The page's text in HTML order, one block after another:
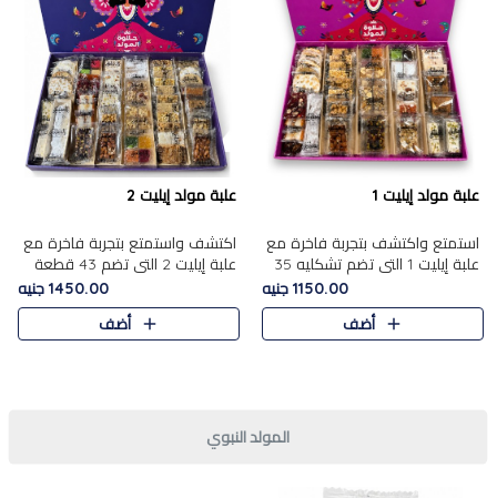
علبة مولد إيليت 1
استمتع واكتشف بتجربة فاخرة مع
علبة إيليت 1 التي تضم تشكليه 35
قطعة من أرقى حلويات المولد
المصري الأصيلة ,معروضة بشكل
جميل في علبة أنيقة ، في..
1150.00 جنيه
أضف
علبة مولد إيليت 2
اكتشف واستمتع بتجربة فاخرة مع
علبة إيليت 2 التي تضم 43 قطعة
تشكيلة من أرقى حلويات المولد
الشرقية المصرية الأصيلة ,معروضة
بشكل جميل في علبة أ..
1450.00 جنيه
أضف
المولد النبوي